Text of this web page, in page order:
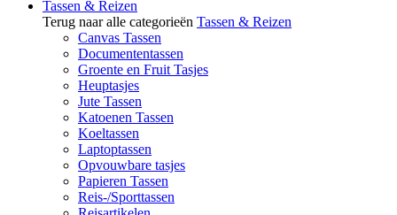
Tassen & Reizen
Terug naar alle categorieën Tassen & Reizen
Canvas Tassen
Documententassen
Groente en Fruit Tasjes
Heuptasjes
Jute Tassen
Katoenen Tassen
Koeltassen
Laptoptassen
Opvouwbare tasjes
Papieren Tassen
Reis-/Sporttassen